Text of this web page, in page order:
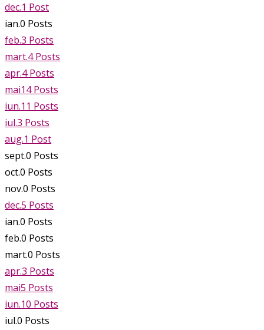
dec.1 Post
ian.0 Posts
feb.3 Posts
mart.4 Posts
apr.4 Posts
mai14 Posts
iun.11 Posts
iul.3 Posts
aug.1 Post
sept.0 Posts
oct.0 Posts
nov.0 Posts
dec.5 Posts
ian.0 Posts
feb.0 Posts
mart.0 Posts
apr.3 Posts
mai5 Posts
iun.10 Posts
iul.0 Posts